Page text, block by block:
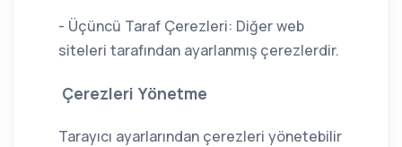
- Üçüncü Taraf Çerezleri: Diğer web
siteleri tarafından ayarlanmış çerezlerdir.
Çerezleri Yönetme
Tarayıcı ayarlarından çerezleri yönetebilir